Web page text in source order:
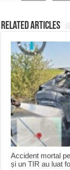
Related Articles
Accident mortal
și un TIR au luat